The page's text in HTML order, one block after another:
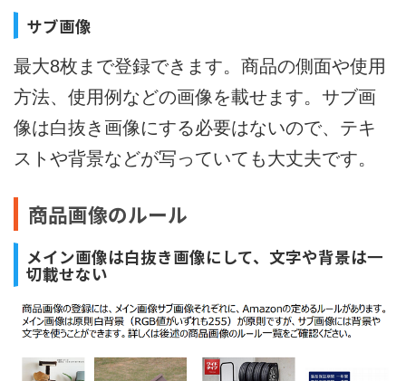
サブ画像
最大8枚まで登録できます。商品の側面や使用
方法、使用例などの画像を載せます。サブ画
像は白抜き画像にする必要はないので、テキ
ストや背景などが写っていても大丈夫です。
商品画像のルール
メイン画像は白抜き画像にして、文字や背景は一
切載せない